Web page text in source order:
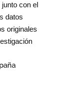
con el
datos
originales